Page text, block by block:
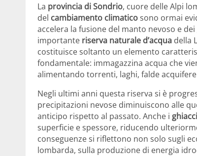
La provincia di Sondrio, cuore delle Alpi
del cambiamento climaticosono ormai
accelera la fusione del manto nevoso e
importante riserva naturale d’acqua della
costituisce soltanto un elemento
fondamentale: immagazzina acqua che
alimentando torrenti, laghi, falde
Negli ultimi anni questa riserva si è
precipitazioni nevose diminuiscono alle
anticipo rispetto al passato. Anche i
superficie e spessore, riducendo
conseguenze si riflettono non solo sugli
lombarda, sulla produzione di energia